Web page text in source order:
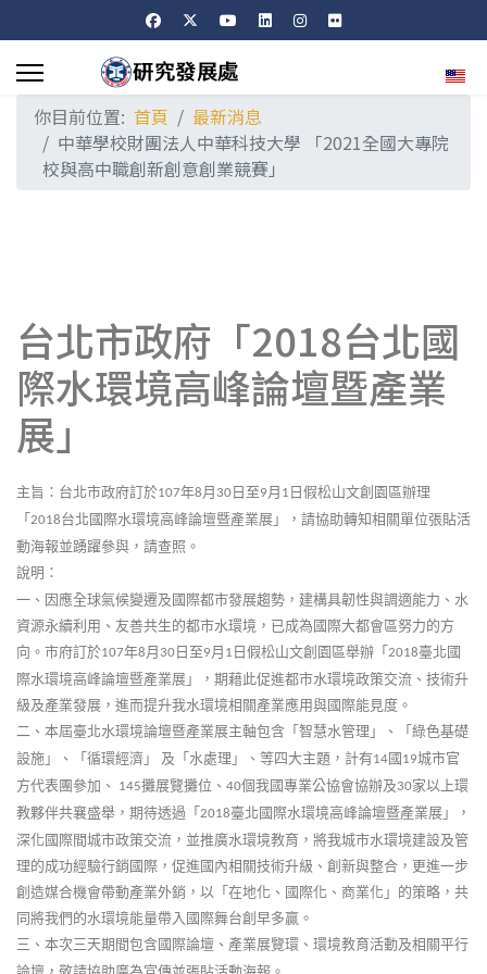
選擇
你目前位置: 首頁
最新消息
中華學校財團法人中華科技大學 「2021全國大專院
校與高中職創新創意創業競賽」
台北市政府「2018台北國
際水環境高峰論壇暨產業
展」
主旨：台北市政府訂於107年8月 30日至9月 1 日假松山文創園區辦理
「2018台北國際水環境高峰論壇暨產業展」，請協助轉知相關單位張貼活
動海報並踴躍參與，請查照。
說明：
一、因應全球氣候變遷及國際都市發展趨勢，建構具韌性與調適能力、水
資源永續利用、友善共生的都市水環境，已成為國際大都會區努力的方
向。市府訂於107年8月 30日至9月 1 日假松山文創園區舉辦「2018臺北國
際水環境高峰論壇暨產業展」，期藉此促進都市水環境政策交流、技術升
級及產業發展，進而提升我水環境相關產業應用與國際能見度。
二、本屆臺北水環境論壇暨產業展主軸包含「智慧水管理」、「綠色基礎
設施」、「循環經濟」
及「水處理」、等四大主題，計有14國19城市官
方代表團參加、
145攤展覽攤位、 40個我國專業公協會協辦及30家以上環
教夥伴共襄盛舉，期待透過「2018臺北國際水環境高峰論壇暨產業展」，
深化國際間城市政策交流，並推廣水環境教育，將我城市水環境建設及管
理的成功經驗行銷國際，促進國內相關技術升級、創新與整合，更進一步
創造媒合機會帶動產業外銷，以「在地化、國際化、商業化」的策略，共
同將我們的水環境能量帶入國際舞台創早多贏。
三、本次三天期間包含國際論壇、產業展覽環、環境教育活動及相關平行